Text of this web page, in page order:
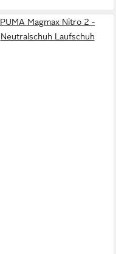
PUMA Magmax Nitro 2 -
Neutralschuh Laufschuh